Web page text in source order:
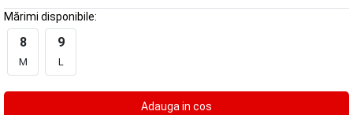
Mărimi disponibile:
8
M
9
L